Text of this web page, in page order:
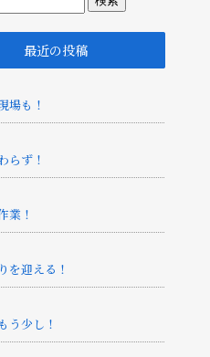
最近の投稿
場も！
らず！
業！
を迎える！
う少し！